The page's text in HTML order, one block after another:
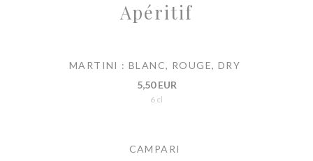
Apéritif
MARTINI : BLANC, ROUGE, DRY
5,50 EUR
6 cl
CAMPARI